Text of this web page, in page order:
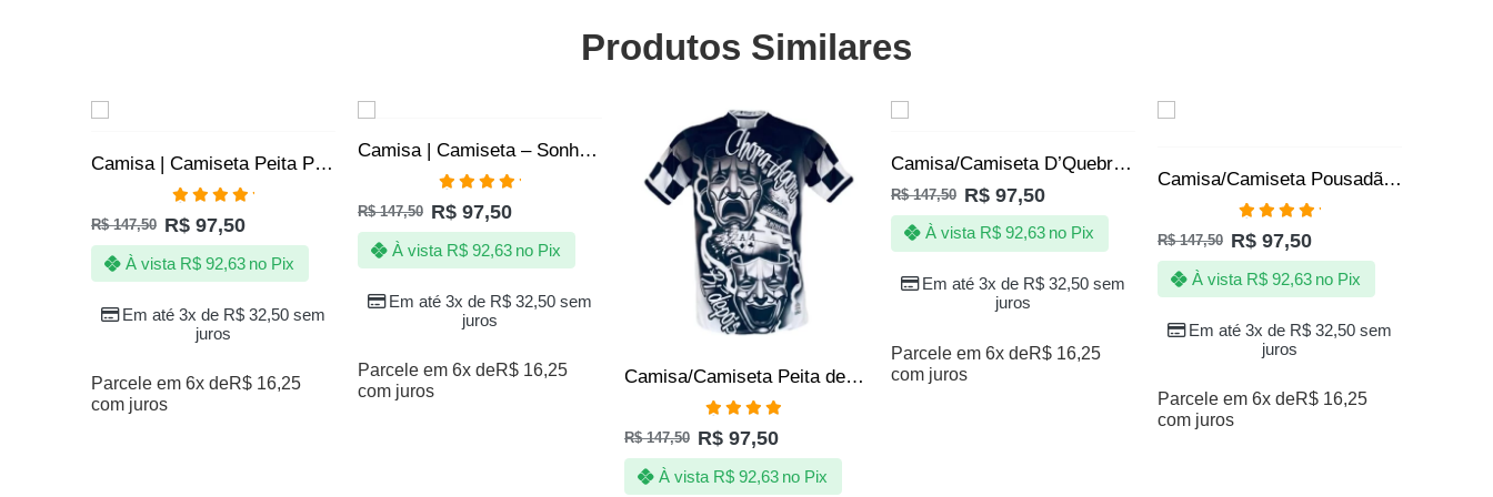
Produtos Similares
Camisa | Camiseta Peita Pipa Pipeiro | Linha Chilena 10 dez
Avaliação
5.00de 5
R$147,50 R$ 97,50
Em até 3x de R$ 32,50 sem
juros
À vista R$92,63 no Pix
Parcele em 6x deR$ 16,25
com juros
Camisa | Camiseta – Sonho da Quebrada – Peneira de Futebol
Avaliação
5.00de 5
R$147,50 R$ 97,50
Em até 3x de R$ 32,50 sem
juros
À vista R$92,63 no Pix
Parcele em 6x deR$ 16,25
com juros
Camisa/Camiseta Peita de Quebrada – Chora agora Ri depois
Avaliação
4.88de 5
R$147,50 R$ 97,50
À vista R$92,63 no Pix
Camisa/Camiseta D’Quebrada Milionário
R$147,50 R$ 97,50
Em até 3x de R$ 32,50 sem
juros
À vista R$92,63 no Pix
Parcele em 6x deR$ 16,25
com juros
Camisa/Camiseta Pousadão Milionário – Tio Patinhas – Cifrão
Avaliação
5.00de 5
R$147,50 R$ 97,50
Em até 3x de R$ 32,50 sem
juros
À vista R$92,63 no Pix
Parcele em 6x deR$ 16,25
com juros